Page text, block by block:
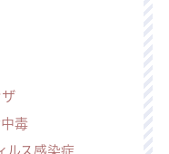
毒
ルス感染症